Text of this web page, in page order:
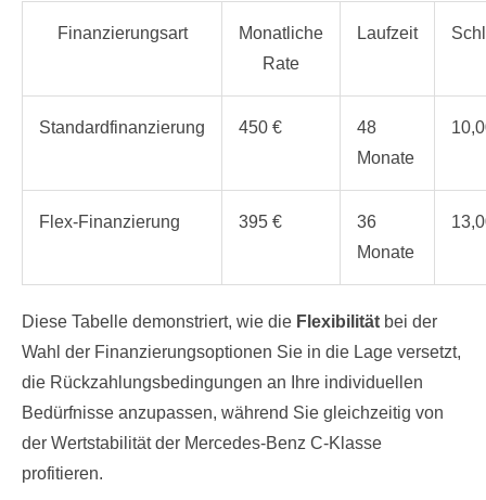
Finanzierungsart
Monatliche
Rate
Laufzeit
Standardfinanzierung 450 €
48
Monate
Flex-Finanzierung 395 €
36
Monate
Diese Tabelle demonstriert, wie die Flexibilität bei der
Wahl der Finanzierungsoptionen Sie in die Lage versetzt,
die Rückzahlungsbedingungen an Ihre individuellen
Bedürfnisse anzupassen, während Sie gleichzeitig von
der Wertstabilität der Mercedes-Benz C-Klasse
profitieren.